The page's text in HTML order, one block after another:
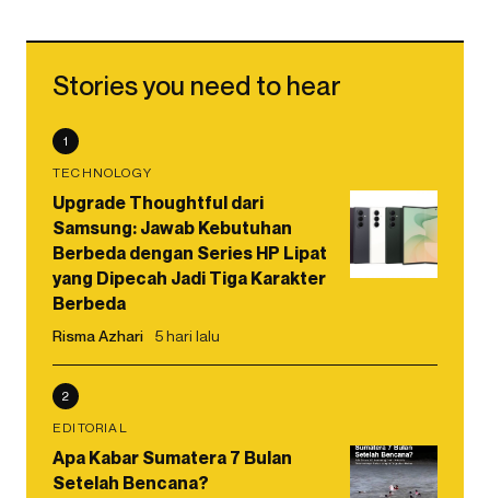
Stories you need to hear
1
TECHNOLOGY
Upgrade Thoughtful dari
Samsung: Jawab Kebutuhan
Berbeda dengan Series HP Lipat
yang Dipecah Jadi Tiga Karakter
Berbeda
Risma Azhari 5 hari lalu
2
EDITORIAL
Apa Kabar Sumatera 7 Bulan
Setelah Bencana?